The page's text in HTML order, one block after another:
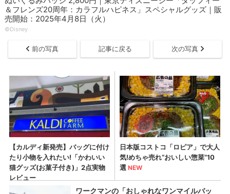
＆フレンズ20周年：カラフルハピネス」スペシャルグッズ｜販
売開始：2025年4月8日（火）
©Disney
前の写真 記事に戻る 次の写真